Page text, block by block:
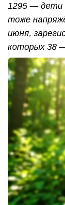
1295 — дети
тоже
июня,
которых 38